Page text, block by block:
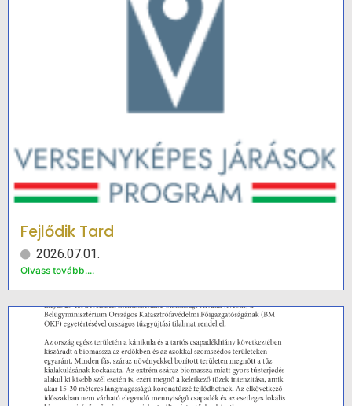
Fejlődik Tard
2026.07.01.
Olvass tovább....